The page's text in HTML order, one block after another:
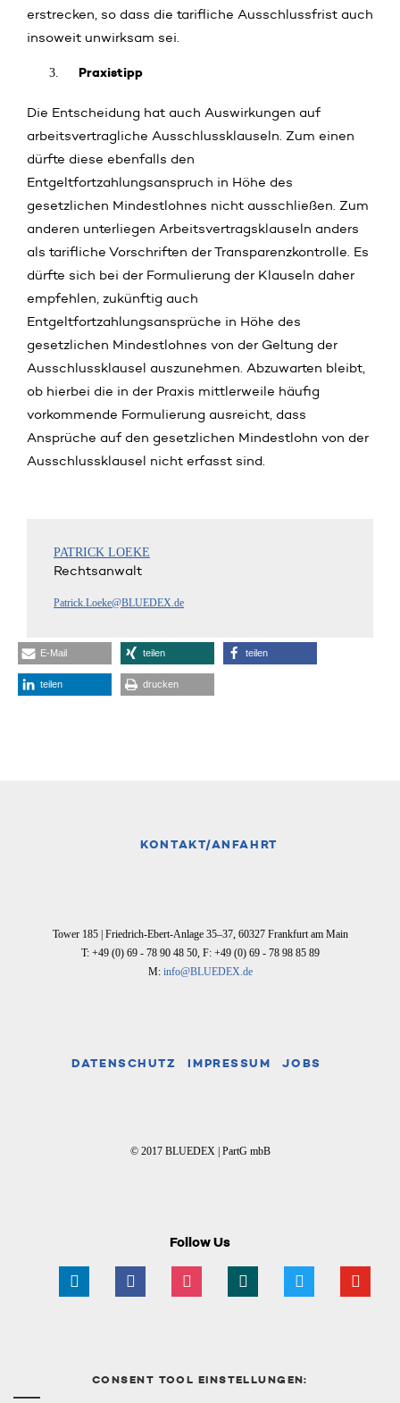
erstrecken, so dass die tarifliche Ausschlussfrist auch
insoweit unwirksam sei.
Praxistipp
Die Entscheidung hat auch Auswirkungen auf
arbeitsvertragliche Ausschlussklauseln. Zum einen
dürfte diese ebenfalls den
Entgeltfortzahlungsanspruch in Höhe des
gesetzlichen Mindestlohnes nicht ausschließen. Zum
anderen unterliegen Arbeitsvertragsklauseln anders
als tarifliche Vorschriften der Transparenzkontrolle. Es
dürfte sich bei der Formulierung der Klauseln daher
empfehlen, zukünftig auch
Entgeltfortzahlungsansprüche in Höhe des
gesetzlichen Mindestlohnes von der Geltung der
Ausschlussklausel auszunehmen. Abzuwarten bleibt,
ob hierbei die in der Praxis mittlerweile häufig
vorkommende Formulierung ausreicht, dass
Ansprüche auf den gesetzlichen Mindestlohn von der
Ausschlussklausel nicht erfasst sind.
PATRICK LOEKE
Rechtsanwalt
Patrick.Loeke@BLUEDEX.de
E-Mail teilen teilen
teilen drucken
KONTAKT/ANFAHRT
Tower 185 | Friedrich-Ebert-Anlage 35–37, 60327 Frankfurt am Main
T: +49 (0) 69 - 78 90 48 50, F: +49 (0) 69 - 78 98 85 89
M: info@BLUEDEX.de
DATENSCHUTZ IMPRESSUM JOBS
© 2017 BLUEDEX | PartG mbB
Follow Us
linkedin facebook instagram xing twitter youtube
CONSENT TOOL EINSTELLUNGEN: